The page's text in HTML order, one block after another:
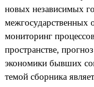
новых независимых
межгосударственных
мониторинг
пространстве,
экономики бывших
темой сборника